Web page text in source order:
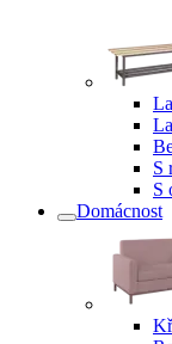
S
S
Domácnost